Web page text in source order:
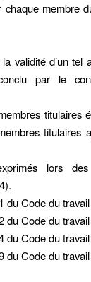
chaque membre
validité d’un tel
conclu par le
titulaires
titulaires
lors
du Code du travail
du Code du travail
du Code du travail
du Code du travail